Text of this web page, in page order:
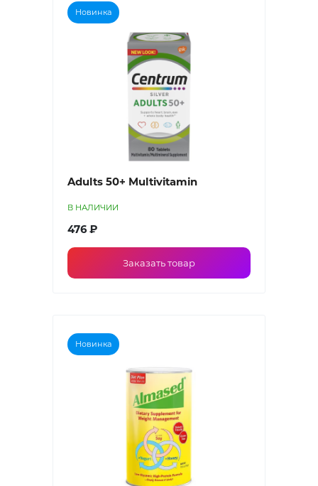
Новинка
Adults 50+ Multivitamin
В НАЛИЧИИ
476 ₽
Заказать товар
Новинка